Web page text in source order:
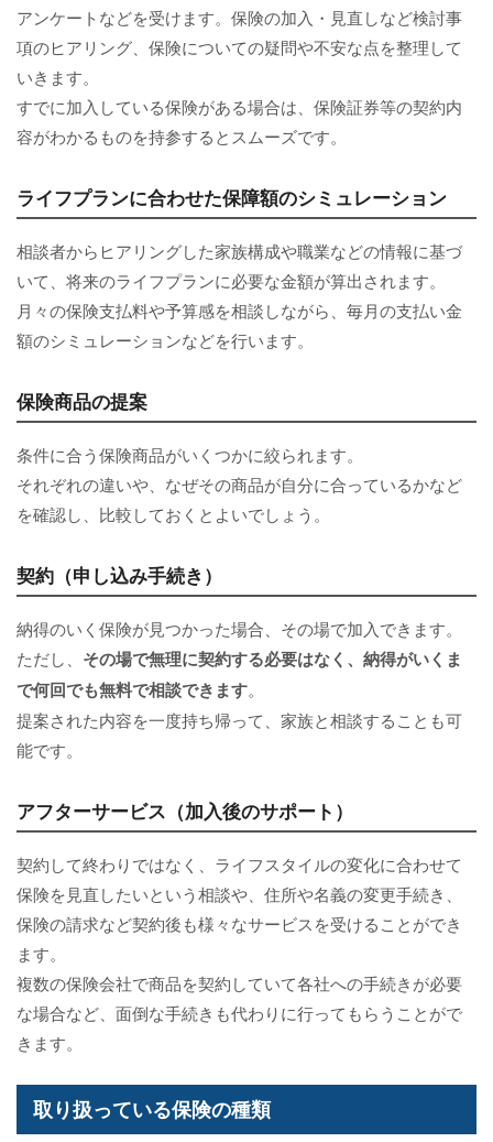
アンケートなどを受けます。保険の加入・見直しなど検討事
項のヒアリング、保険についての疑問や不安な点を整理して
いきます。
すでに加入している保険がある場合は、保険証券等の契約内
容がわかるものを持参するとスムーズです。
ライフプランに合わせた保障額のシミュレーション
相談者からヒアリングした家族構成や職業などの情報に基づ
いて、将来のライフプランに必要な金額が算出されます。
月々の保険支払料や予算感を相談しながら、毎月の支払い金
額のシミュレーションなどを行います。
保険商品の提案
条件に合う保険商品がいくつかに絞られます。
それぞれの違いや、なぜその商品が自分に合っているかなど
を確認し、比較しておくとよいでしょう。
契約（申し込み手続き）
納得のいく保険が見つかった場合、その場で加入できます。
ただし、 その場で無理に契約する必要はなく、納得がいくま
で何回でも無料で相談できます。
提案された内容を一度持ち帰って、家族と相談することも可
能です。
アフターサービス（加入後のサポート）
契約して終わりではなく、ライフスタイルの変化に合わせて
保険を見直したいという相談や、住所や名義の変更手続き、
保険の請求など契約後も様々なサービスを受けることができ
ます。
複数の保険会社で商品を契約していて各社への手続きが必要
な場合など、面倒な手続きも代わりに行ってもらうことがで
きます。
取り扱っている保険の種類